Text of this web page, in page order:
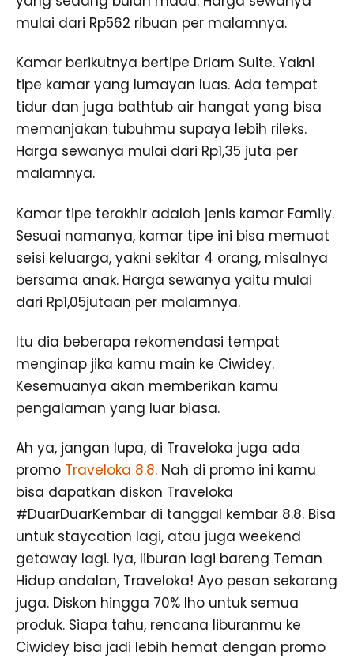
mulai dari Rp562 ribuan per malamnya.
Kamar berikutnya bertipe Driam Suite. Yakni
tipe kamar yang lumayan luas. Ada tempat
tidur dan juga bathtub air hangat yang bisa
memanjakan tubuhmu supaya lebih rileks.
Harga sewanya mulai dari Rp1,35 juta per
malamnya.
Kamar tipe terakhir adalah jenis kamar Family.
Sesuai namanya, kamar tipe ini bisa memuat
seisi keluarga, yakni sekitar 4 orang, misalnya
bersama anak. Harga sewanya yaitu mulai
dari Rp1,05jutaan per malamnya.
Itu dia beberapa rekomendasi tempat
menginap jika kamu main ke Ciwidey.
Kesemuanya akan memberikan kamu
pengalaman yang luar biasa.
Ah ya, jangan lupa, di Traveloka juga ada
promo Traveloka 8.8. Nah di promo ini kamu
bisa dapatkan diskon Traveloka
#DuarDuarKembar di tanggal kembar 8.8. Bisa
untuk staycation lagi, atau juga weekend
getaway lagi. Iya, liburan lagi bareng Teman
Hidup andalan, Traveloka! Ayo pesan sekarang
juga. Diskon hingga 70% lho untuk semua
produk. Siapa tahu, rencana liburanmu ke
Ciwidey bisa jadi lebih hemat dengan promo